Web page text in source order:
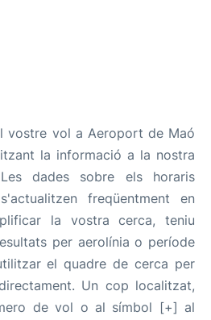
vostre vol a Aeroport de Maó
la informació a la nostra
dades sobre els horaris
freqüentment en
la vostra cerca, teniu
per aerolínia o període
el quadre de cerca per
Un cop localitzat,
de vol o al símbol [+] al